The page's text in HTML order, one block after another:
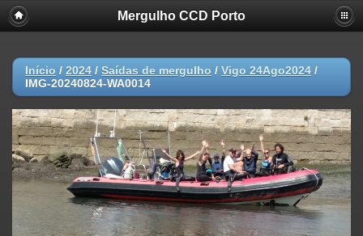
Mergulho CCD Porto
Início / 2024 / Saídas de mergulho / Vigo 24Ago2024 /
IMG-20240824-WA0014